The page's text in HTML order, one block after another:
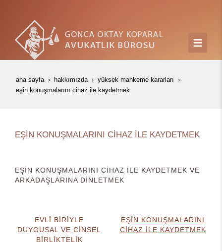
ana sayfa hakkımızda
yüksek mahkeme kararları
eşi̇n konuşmalarini ci̇haz i̇le kaydetmek
EŞİN KONUŞMALARINI CİHAZ İLE KAYDETMEK
EŞİN KONUŞMALARINI CİHAZ İLE KAYDETMEK VE
ARKADAŞLARINA DİNLETMEK
EVLİ BİRİYLE
DUYGUSAL VE CİNSEL
BİRLİKTELİK
EŞİN KONUŞMALARINI
CİHAZ İLE KAYDETMEK